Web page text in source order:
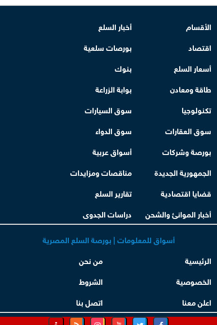
الأقسام
أخبار السلع
اقتصاد
بورصات سلعية
أسعار السلع
بنوك
طاقة ومعادن
بوابة الزراعة
تكنولوجيا
سوق السيارات
سوق العقارات
سوق الدواء
بورصة وشركات
أسواق عربية
الجمهورية الجديدة
مناقصات ومزايدات
قضايا اقتصادية
تقارير السلع
أخبار الموانئ والشحن
دراسات الجدوى
أسواق للمعلومات | بورصة السلع المصرية
الرئيسية
من نحن
الخصوصية
الشروط
اعلن معنا
اتصل بنا